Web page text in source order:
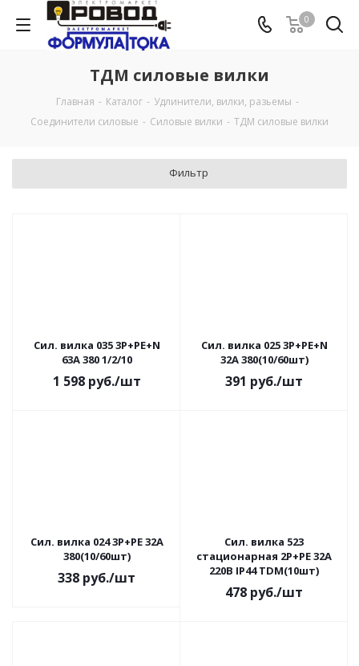
0
ТДМ силовые вилки
Главная - Каталог - Удлинители, вилки, разьемы -
Соединители силовые - Силовые вилки - ТДМ силовые вилки
Фильтр
Сил. вилка 035 3Р+РЕ+N
63А 380 1/2/10
1 598руб./шт
Сил. вилка 025 3Р+РЕ+N
32А 380(10/60шт)
391 руб./шт
Сил. вилка 024 3Р+РЕ 32А
380(10/60шт)
338 руб./шт
Сил. вилка 523
стационарная 2Р+РЕ 32А
220В IP44 TDM(10шт)
478 руб./шт